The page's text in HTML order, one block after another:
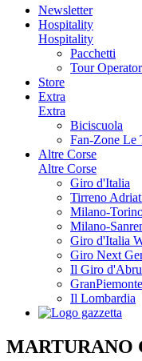
Newsletter
Hospitality
Hospitality
Pacchetti
Tour Operator
Store
Extra
Extra
Biciscuola
Fan-Zone Le
Altre Corse
Altre Corse
Giro d'Italia
Tirreno
Milano-
Milano-
Giro d'Italia
Giro Next
Il Giro
GranPiemonte
Il Lombardia
MARTURANO